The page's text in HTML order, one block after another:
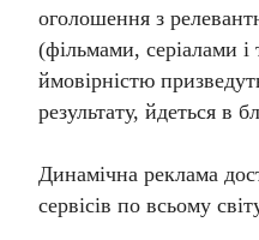
оголошення з
(фільмами, серіалами
ймовірністю
результату, йдеться в
Динамічна реклама
сервісів по всьому